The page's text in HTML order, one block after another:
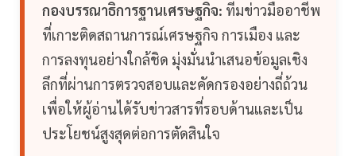
กองบรรณาธิการฐานเศรษฐกิจ: ทีมข่าวมืออาชีพ
ที่เกาะติดสถานการณ์เศรษฐกิจ การเมือง และ
การลงทุนอย่างใกล้ชิด มุ่งมั่นนำเสนอข้อมูลเชิง
ลึกที่ผ่านการตรวจสอบและคัดกรองอย่างถี่ถ้วน
เพื่อให้ผู้อ่านได้รับข่าวสารที่รอบด้านและเป็น
ประโยชน์สูงสุดต่อการตัดสินใจ